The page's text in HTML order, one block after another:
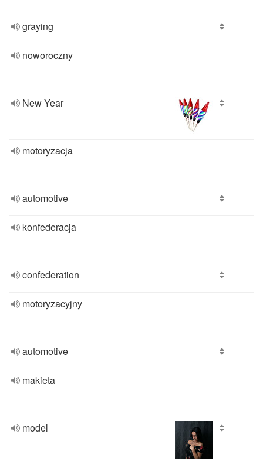
graying
noworoczny
New Year
motoryzacja
automotive
konfederacja
confederation
motoryzacyjny
automotive
makieta
model